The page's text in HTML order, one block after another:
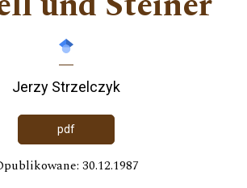
Jerzy Strzelczyk
pdf
30.12.1987